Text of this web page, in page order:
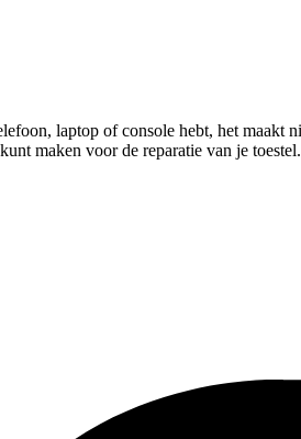
laptop of console hebt, het
maken voor de reparatie van je